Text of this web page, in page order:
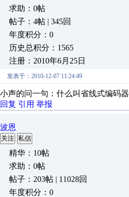
求助：0帖
帖子：4帖 | 345回
年度积分：0
历史总积分：1565
注册：2010年6月25日
发表于：2010-12-07 11:24:49
小声的问一句：什么叫省线式编码器
回复 引用 举报
波恩
关注 私信
精华：10帖
求助：0帖
帖子：203帖 | 11028回
年度积分：0